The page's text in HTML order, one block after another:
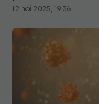
12 noi 2025, 19:36